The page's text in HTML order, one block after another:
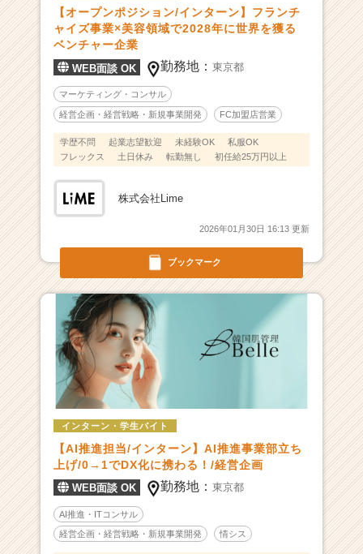
カ
ウ
ト
が
届
く
就
活
サ
イ
チ
ャ
ア
（C
h
e
e
r
C
a
e
e
r）
ブックマーク
【オープンポジション/インターン】フランチ
ャイズ事業×美容領域で2028年に世界を獲る
ベンチャー企業
WEB面談 OK 勤務地：東京都
マーケティング・コンサル
経営企画・経営戦略・新規事業開発 FC加盟店営業
学歴不問 起業志望歓迎 未経験OK
私服OK
フレックス
土日休み 転勤無し 初任給25万円以上
株式会社Lime
2026年01月30日 16:13 更新
インターン・学生バイト
【AI推進担当/インターン】AI推進事業部立ち
上げ/0→1でDX化に携わる！/経営企画
WEB面談 OK 勤務地：東京都
AI推進・ITコンサル
経営企画・経営戦略・新規事業開発 情シス